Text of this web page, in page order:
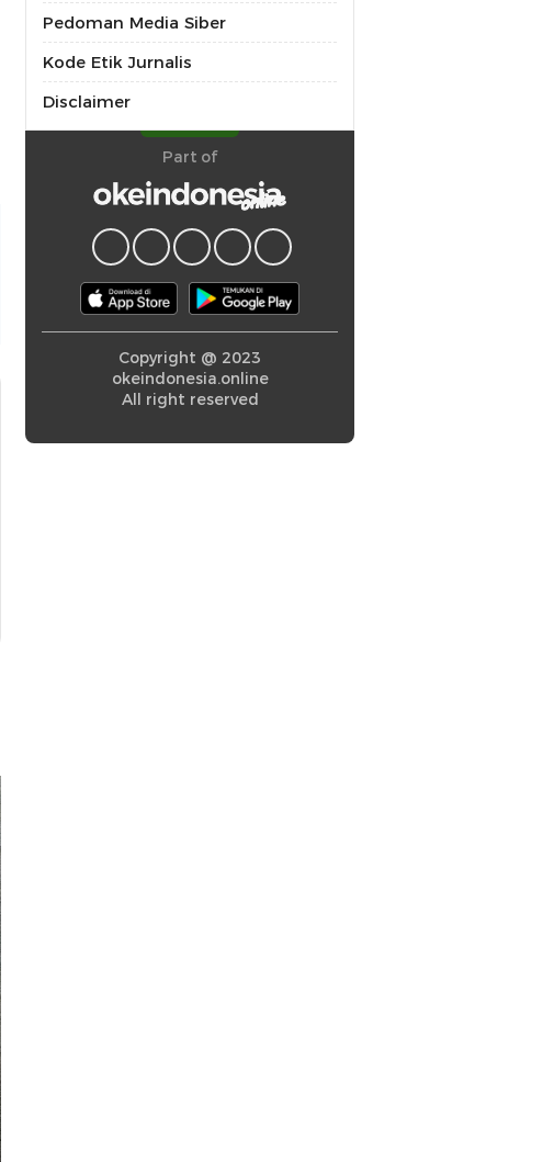
Pedoman Media Siber
Kode Etik Jurnalis
Disclaimer
Part of
Copyright @ 2023
okeindonesia.online
All right reserved